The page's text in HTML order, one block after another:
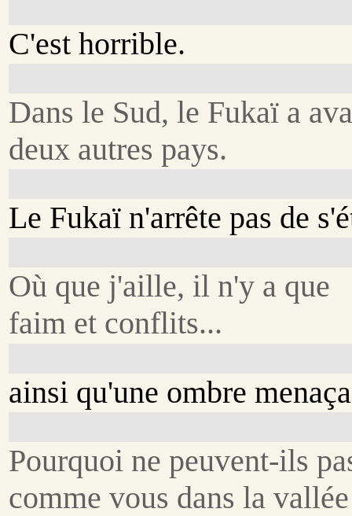
C'est horrible.
Dans le Sud, le Fukaï a
deux autres pays.
Le Fukaï n'arrête pas de
Où que j'aille, il n'y a que
faim et conflits...
ainsi qu'une ombre
Pourquoi ne peuvent-ils
comme vous dans la